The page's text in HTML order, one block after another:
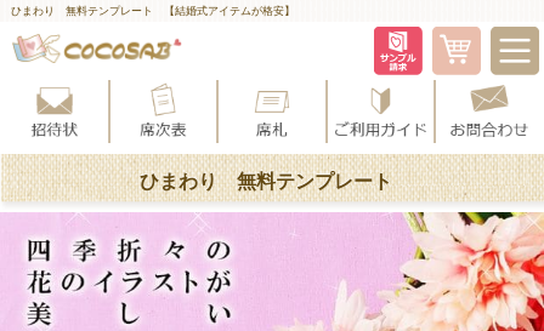
ひまわり 無料テンプレート 【結婚式アイテムが格安】
ひまわり 無料テンプレート